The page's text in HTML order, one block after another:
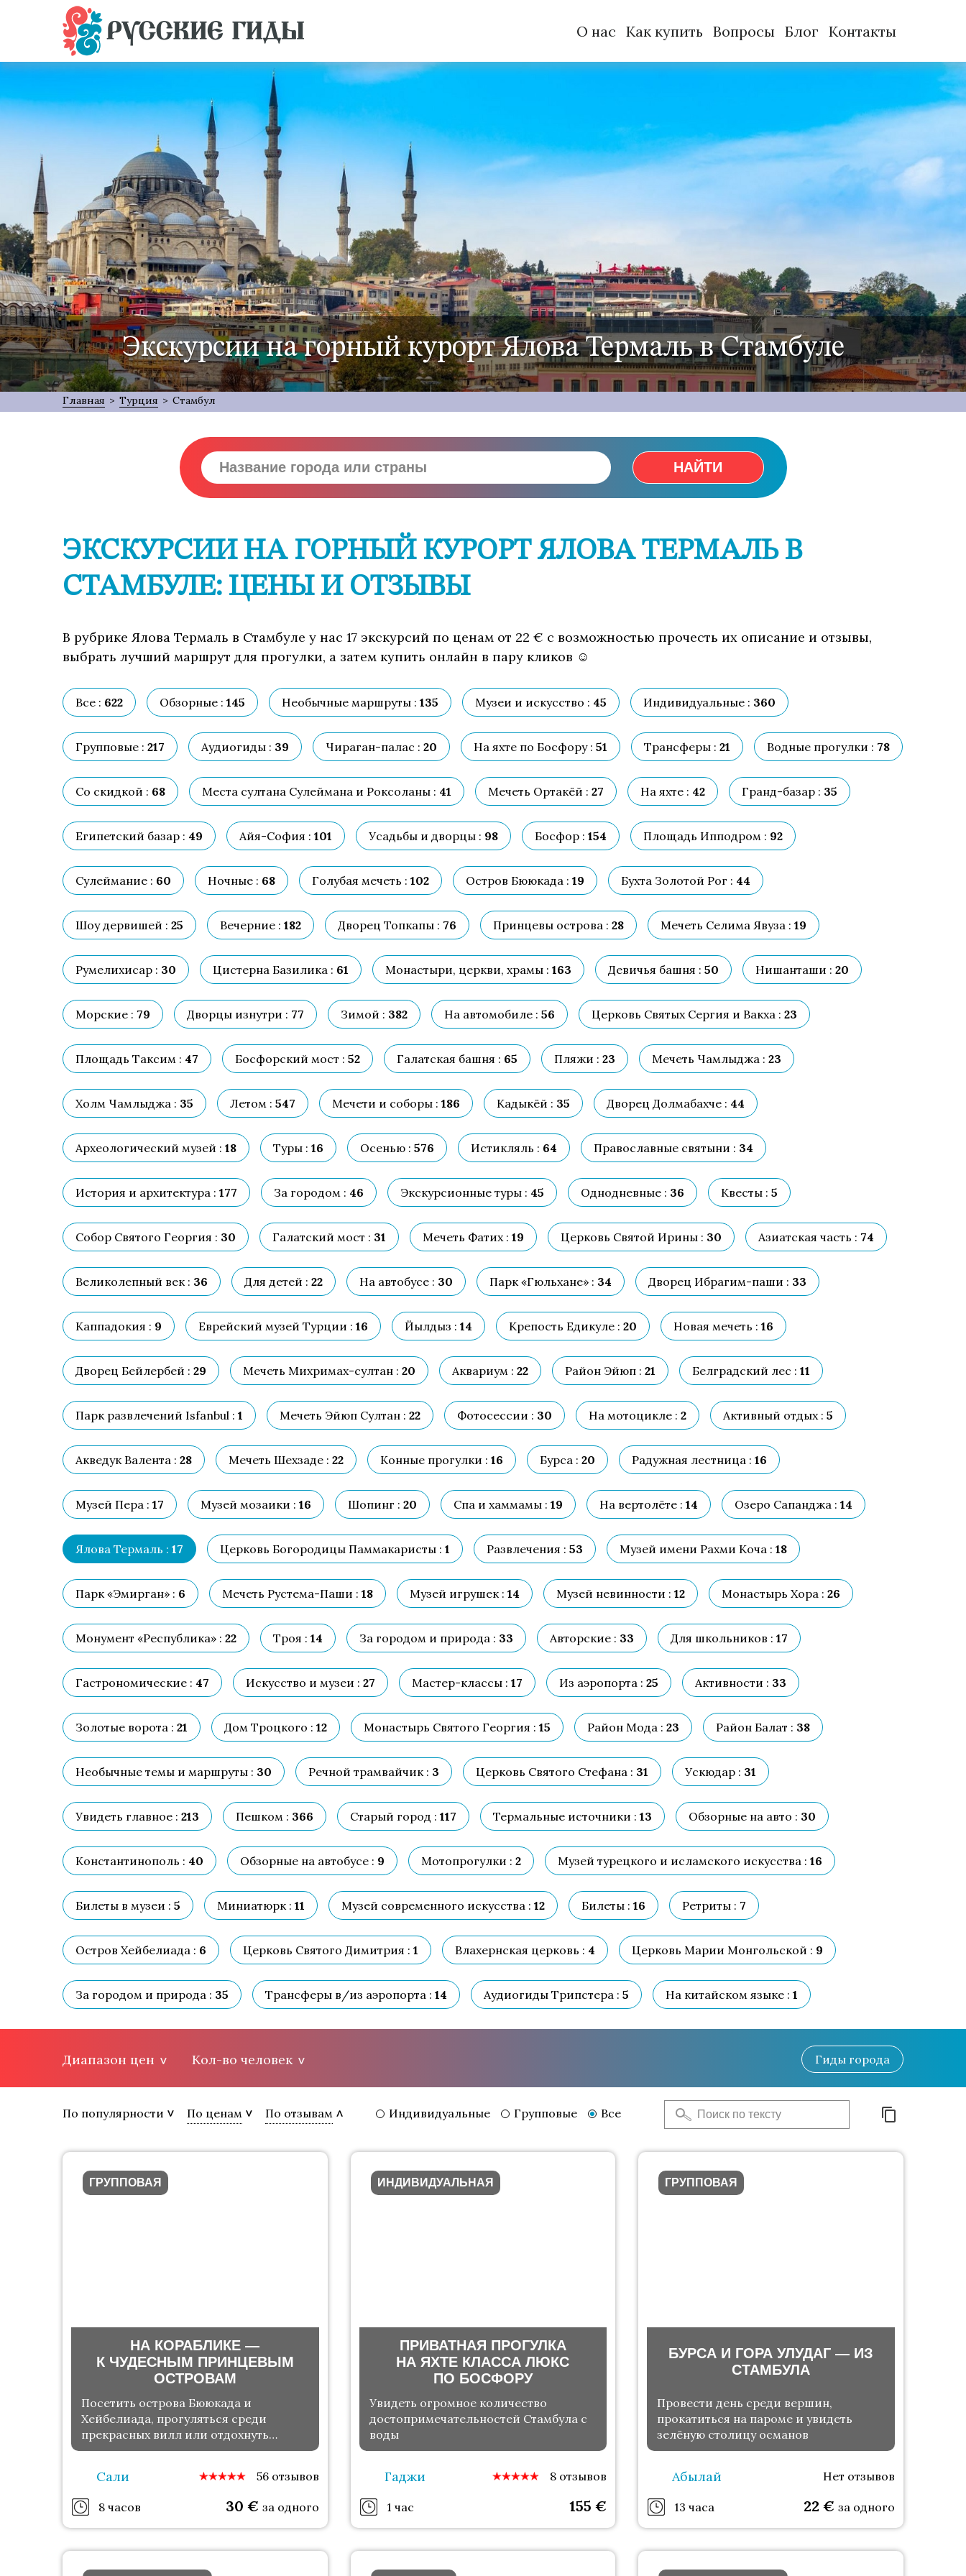
О нас Как купить Вопросы Блог Контакты
Экскурсии на горный курорт Ялова Термаль в Стамбуле
Главная > Турция > Стамбул
НАЙТИ
ЭКСКУРСИИ НА ГОРНЫЙ КУРОРТ ЯЛОВА ТЕРМАЛЬ В
СТАМБУЛЕ: ЦЕНЫ И ОТЗЫВЫ
В рубрике Ялова Термаль в Стамбуле у нас 17 экскурсий по ценам от 22 € с возможностью прочесть их описание и отзывы,
выбрать лучший маршрут для прогулки, а затем купить онлайн в пару кликов ☺
Все : 622 Обзорные : 145 Необычные маршруты : 135 Музеи и искусство : 45 Индивидуальные : 360
Групповые : 217 Аудиогиды : 39 Чираган-палас : 20 На яхте по Босфору : 51 Трансферы : 21 Водные прогулки : 78
Со скидкой : 68 Места султана Сулеймана и Роксоланы : 41 Мечеть Ортакёй : 27 На яхте : 42 Гранд-базар : 35
Египетский базар : 49 Айя-София : 101 Усадьбы и дворцы : 98 Босфор : 154 Площадь Ипподром : 92
Сулеймание : 60 Ночные : 68 Голубая мечеть : 102 Остров Бююкада : 19 Бухта Золотой Рог : 44
Шоу дервишей : 25 Вечерние : 182 Дворец Топкапы : 76 Принцевы острова : 28 Мечеть Селима Явуза : 19
Румелихисар : 30 Цистерна Базилика : 61 Монастыри, церкви, храмы : 163 Девичья башня : 50 Нишанташи : 20
Морские : 79 Дворцы изнутри : 77 Зимой : 382 На автомобиле : 56 Церковь Святых Сергия и Вакха : 23
Площадь Таксим : 47 Босфорский мост : 52 Галатская башня : 65 Пляжи : 23 Мечеть Чамлыджа : 23
Холм Чамлыджа : 35 Летом : 547 Мечети и соборы : 186 Кадыкёй : 35 Дворец Долмабахче : 44
Археологический музей : 18 Туры : 16 Осенью : 576 Истикляль : 64 Православные святыни : 34
История и архитектура : 177 За городом : 46 Экскурсионные туры : 45 Однодневные : 36 Квесты : 5
Собор Святого Георгия : 30 Галатский мост : 31 Мечеть Фатих : 19 Церковь Святой Ирины : 30 Азиатская часть : 74
Великолепный век : 36 Для детей : 22 На автобусе : 30 Парк «Гюльхане» : 34 Дворец Ибрагим-паши : 33
Каппадокия : 9 Еврейский музей Турции : 16 Йылдыз : 14 Крепость Едикуле : 20 Новая мечеть : 16
Дворец Бейлербей : 29 Мечеть Михримах-султан : 20 Аквариум : 22 Район Эйюп : 21 Белградский лес : 11
Парк развлечений Isfanbul : 1 Мечеть Эйюп Султан : 22 Фотосессии : 30 На мотоцикле : 2 Активный отдых : 5
Акведук Валента : 28 Мечеть Шехзаде : 22 Конные прогулки : 16 Бурса : 20 Радужная лестница : 16
Музей Пера : 17 Музей мозаики : 16 Шопинг : 20 Спа и хаммамы : 19 На вертолёте : 14 Озеро Сапанджа : 14
Ялова Термаль : 17 Церковь Богородицы Паммакаристы : 1 Развлечения : 53 Музей имени Рахми Коча : 18
Парк «Эмирган» : 6 Мечеть Рустема-Паши : 18 Музей игрушек : 14 Музей невинности : 12 Монастырь Хора : 26
Монумент «Республика» : 22 Троя : 14 За городом и природа : 33 Авторские : 33 Для школьников : 17
Гастрономические : 47 Искусство и музеи : 27 Мастер-классы : 17 Из аэропорта : 25 Активности : 33
Золотые ворота : 21 Дом Троцкого : 12 Монастырь Святого Георгия : 15 Район Мода : 23 Район Балат : 38
Необычные темы и маршруты : 30 Речной трамвайчик : 3 Церковь Святого Стефана : 31 Ускюдар : 31
Увидеть главное : 213 Пешком : 366 Старый город : 117 Термальные источники : 13 Обзорные на авто : 30
Константинополь : 40 Обзорные на автобусе : 9 Мотопрогулки : 2 Музей турецкого и исламского искусства : 16
Билеты в музеи : 5 Миниатюрк : 11 Музей современного искусства : 12 Билеты : 16 Ретриты : 7
Остров Хейбелиада : 6 Церковь Святого Димитрия : 1 Влахернская церковь : 4 Церковь Марии Монгольской : 9
За городом и природа : 35 Трансферы в/из аэропорта : 14 Аудиогиды Трипстера : 5 На китайском языке : 1
Диапазон цен Кол-во человек Гиды города
По популярности По ценам По отзывам Индивидуальные Групповые Все
ГРУППОВАЯ
НА КОРАБЛИКЕ —
К ЧУДЕСНЫМ ПРИНЦЕВЫМ
ОСТРОВАМ
Посетить острова Бююкада и
Хейбелиада, прогуляться среди
прекрасных вилл или отдохнуть
на пляже
Сали 56 отзывов
8 часов 30 € за одного
ИНДИВИДУАЛЬНАЯ
ПРИВАТНАЯ ПРОГУЛКА
НА ЯХТЕ КЛАССА ЛЮКС
ПО БОСФОРУ
Увидеть огромное количество
достопримечательностей Стамбула с
воды
Гаджи 8 отзывов
1 час 155€
ГРУППОВАЯ
БУРСА И ГОРА УЛУДАГ — ИЗ
СТАМБУЛА
Провести день среди вершин,
прокатиться на пароме и увидеть
зелёную столицу османов
Абылай Нет отзывов
13 часа 22 € за одного